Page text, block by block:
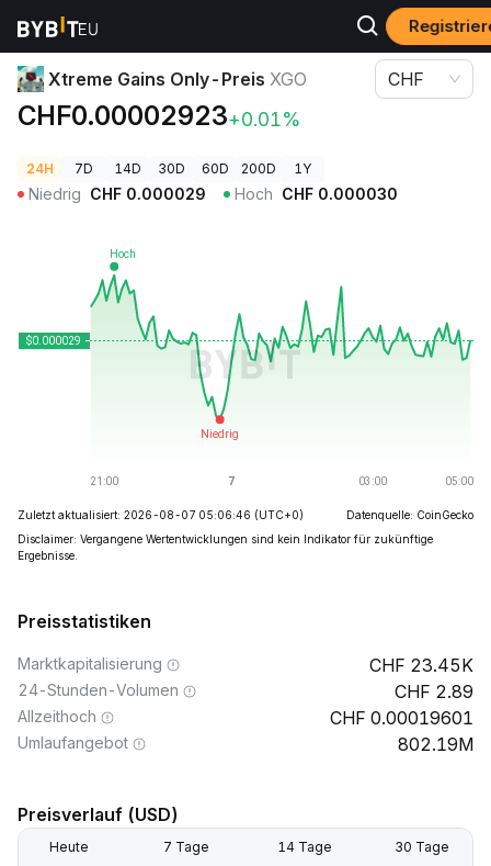
Krypto-Preise
Xtreme Gains Only-Preis XGO
CHF0.00002923+0.01%
CHF
24H 7D 14D 30D 60D 200D 1Y
Niedrig CHF 0.000029 Hoch CHF 0.000030
Zuletzt aktualisiert: 2026-08-07 05:06:46 (UTC+0)
Datenquelle: CoinGecko
Disclaimer: Vergangene Wertentwicklungen sind kein Indikator für zukünftige
Ergebnisse.
Preisstatistiken
Marktkapitalisierung 23.45K
24-Stunden-Volumen 2.89
Allzeithoch 0.00019601
Umlaufangebot 802.19M
Preisverlauf (USD)
Heute 7 Tage 14 Tage 30 Tage